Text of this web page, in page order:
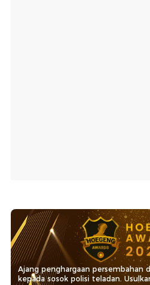
Ajang penghargaan persembahan
kepada sosok polisi teladan.